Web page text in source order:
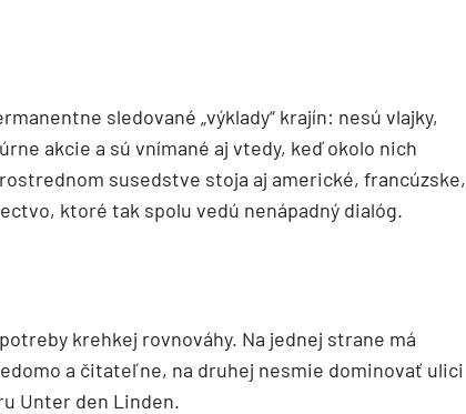
sledované „výklady“ krajín: nesú vlajky,
akcie a sú vnímané aj vtedy, keď okolo nich
susedstve stoja aj americké, francúzske,
ktoré tak spolu vedú nenápadný dialóg.
krehkej rovnováhy. Na jednej strane má
a čitateľne, na druhej nesmie dominovať ulici
Unter den Linden.